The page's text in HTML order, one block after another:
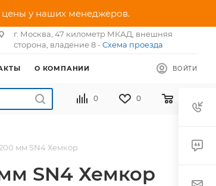
цены у наших менеджеров.
г. Москва, 47 километр МКАД, внешняя
сторона, владение 8 - Схема проезда
ВОЙТИ
О КОМПАНИИ
0 0
мм SN4 Хемкор
SN4 Хемкор